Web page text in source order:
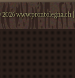
2026www.prontolegna.ch|